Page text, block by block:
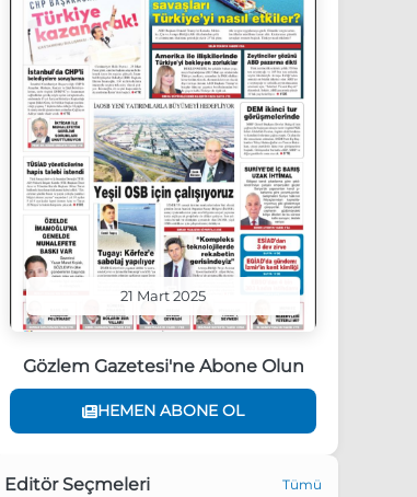
21 Mart 2025
Gözlem Gazetesi'ne Abone Olun
HEMEN ABONE OL
Editör Seçmeleri Tümü